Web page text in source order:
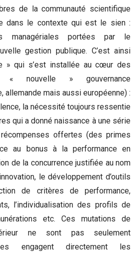
de la communauté scientifique
dans le contexte qui est le sien :
managériales portées par le
gestion publique. C’est ainsi
» qui s’est installée au cœur des
nouvelle » gouvernance
allemande mais aussi européenne) :
la nécessité toujours ressentie
qui a donné naissance à une série
offertes (des primes
au bonus à la performance en
de la concurrence justifiée au nom
le développement d’outils
de critères de performance,
l’individualisation des profils de
etc. Ces mutations de
ne sont pas seulement
engagent directement les